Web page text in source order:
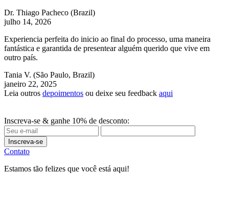
Dr. Thiago Pacheco (Brazil)
julho 14, 2026
Experiencia perfeita do inicio ao final do processo, uma maneira
fantástica e garantida de presentear alguém querido que vive em
outro país.
Tania V. (São Paulo, Brazil)
janeiro 22, 2025
Leia outros depoimentos ou deixe seu feedback aqui
Inscreva-se & ganhe 10% de desconto:
Inscreva-se
Contato
Estamos tão felizes que você está aqui!